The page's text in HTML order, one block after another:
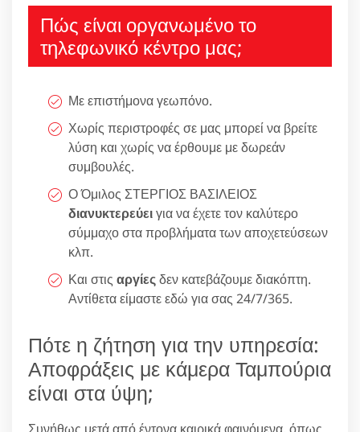
Πώς είναι οργανωμένο το
τηλεφωνικό κέντρο μας;
Με επιστήμονα γεωπόνο.
Χωρίς περιστροφές σε μας μπορεί να βρείτε
λύση και χωρίς να έρθουμε με δωρεάν
συμβουλές.
Ο Όμιλος ΣΤΕΡΓΙΟΣ ΒΑΣΙΛΕΙΟΣ
διανυκτερεύειγια να έχετε τον καλύτερο
σύμμαχο στα προβλήματα των αποχετεύσεων
κλπ.
Και στις αργίεςδεν κατεβάζουμε διακόπτη.
Αντίθετα είμαστε εδώ για σας 24/7/365.
Πότε η ζήτηση για την υπηρεσία:
Αποφράξεις με κάμερα Ταμπούρια
είναι στα ύψη;